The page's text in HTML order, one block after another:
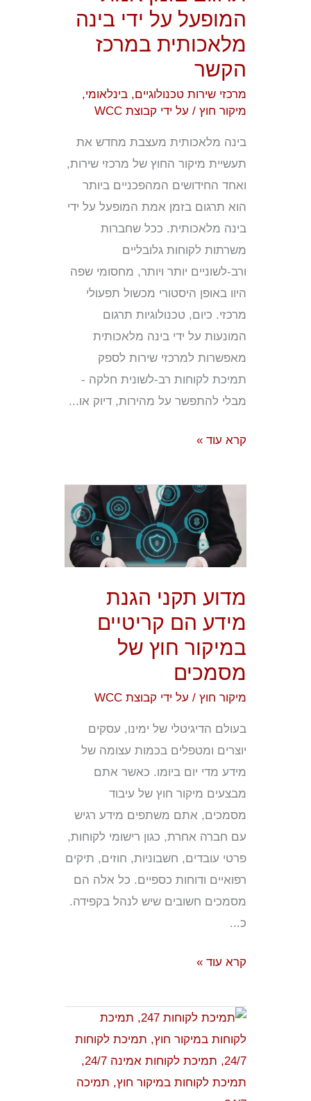
המופעל על ידי בינה
מלאכותית במרכז
הקשר
מרכזי שירות טכנולוגיים,בינלאומי,
מיקור חוץ/ על ידיקבוצת WCC
בינה מלאכותית מעצבת מחדש את
תעשיית מיקור החוץ של מרכזי שירות,
ואחד החידושים המהפכניים ביותר
הוא תרגום בזמן אמת המופעל על ידי
בינה מלאכותית. ככל שחברות
משרתות לקוחות גלובליים
ורב-לשוניים יותר ויותר, מחסומי שפה
היוו באופן היסטורי מכשול תפעולי
מרכזי. כיום, טכנולוגיות תרגום
המונעות על ידי בינה מלאכותית
מאפשרות למרכזי שירות לספק
תמיכת לקוחות רב-לשונית חלקה -
מבלי להתפשר על מהירות, דיוק או...
מלאכותית
במרכז
הקשר
קרא עוד »
מדוע תקני הגנת
מידע הם קריטיים
במיקור חוץ של
מסמכים
מיקור חוץ/ על ידיקבוצת WCC
בעולם הדיגיטלי של ימינו, עסקים
יוצרים ומטפלים בכמות עצומה של
מידע מדי יום ביומו. כאשר אתם
מבצעים מיקור חוץ של עיבוד
מסמכים, אתם משתפים מידע רגיש
עם חברה אחרת, כגון רישומי לקוחות,
פרטי עובדים, חשבוניות, חוזים, תיקים
רפואיים ודוחות כספיים. כל אלה הם
מסמכים חשובים שיש לנהל בקפידה.
כ...
הגנת
מידע
קריטיים
במיקור
חוץ
קרא עוד »
תמיכת
לקוחות
24/7:
כיצד